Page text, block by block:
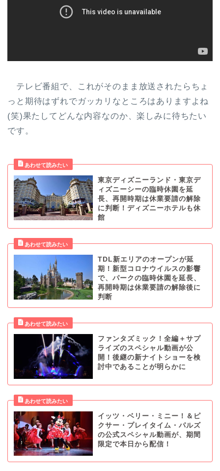
テレビ番組で、これがそのまま放送されたらちょ
っと期待はずれでガッカリなところはありますよね
(笑)果たしてどんな内容なのか、楽しみに待ちたい
です。
東京ディズニーランド・東京デ
ィズニーシーの臨時休園を延
長、再開時期は休業要請の解除
に判断！ディズニーホテルも休
館
TDL新エリアのオープンが延
期！新型コロナウイルスの影響
で、パークの臨時休園を延長、
再開時期は休業要請の解除後に
判断
ファンタズミック！全編＋サプ
ライズのスペシャル動画が公
開！後継の新ナイトショーを検
討中であることが明らかに
イッツ・ベリー・ミニー！＆ピ
クサー・プレイタイム・パルズ
の公式スペシャル動画が、期間
限定で本日から配信！